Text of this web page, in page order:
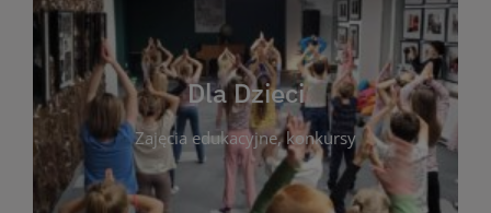
Dla Dzieci
Zajęcia edukacyjne, konkursy
informacje o zajęciach edukacyjnych, konkursach
plastycznych i spotkaniach z autorami książek dla
dzieci. Biblioteka oferuje bogaty wybór bajek,
opowiadań i lektur szkolnych, a także przyjazny
kącik do wspólnego czytania. Pragniemy
rozbudzać miłość do książek od najmłodszych lat.
Zapraszamy do wspólnej zabawy i odkrywania